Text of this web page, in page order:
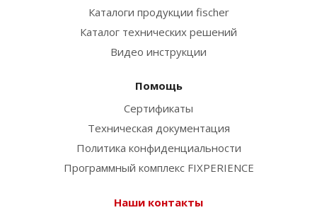
Каталоги продукции fischer
Каталог технических решений
Видео инструкции
Помощь
Сертификаты
Техническая документация
Политика конфиденциальности
Программный комплекс FIXPERIENCE
Наши контакты